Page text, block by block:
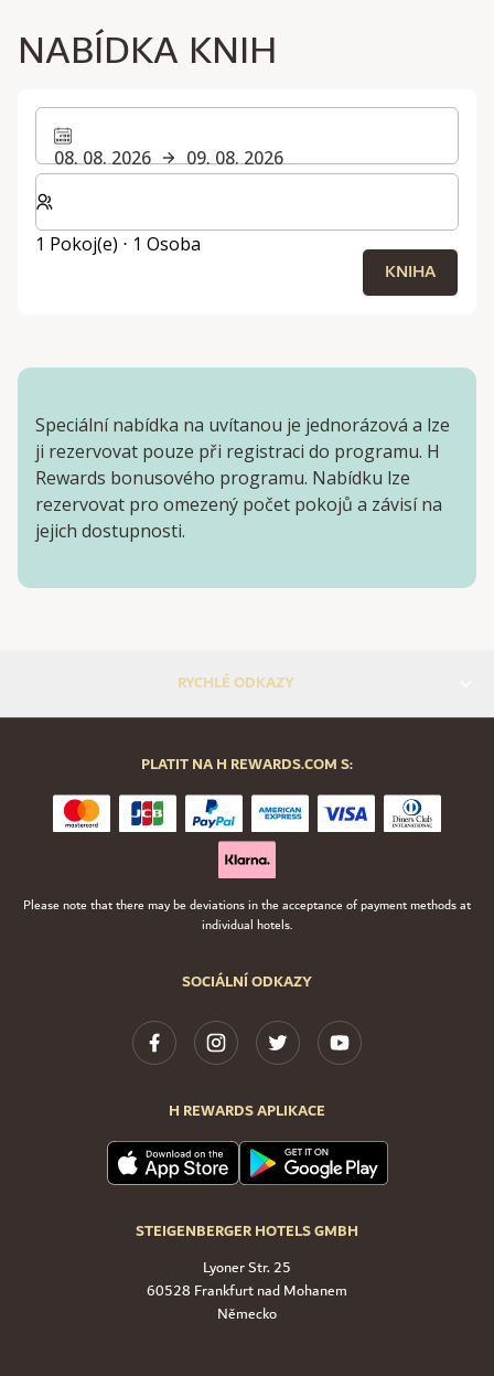
NABÍDKA KNIH
08. 08. 2026
09. 08. 2026
Zvolte počet pokojů a hostů pro svůj pobyt
1 Pokoj(e) ⋅ 1 Osoba
KNIHA
Speciální nabídka na uvítanou je jednorázová a lze
ji rezervovat pouze při registraci do programu. H
Rewards bonusového programu. Nabídku lze
rezervovat pro omezený počet pokojů a závisí na
jejich dostupnosti.
RYCHLÉ ODKAZY
SOCIÁLNÍ ODKAZY
H REWARDS APLIKACE
STEIGENBERGER HOTELS GMBH
Lyoner Str. 25
60528 Frankfurt nad Mohanem
Německo
PLATIT NA H REWARDS.COM S:
Please note that there may be deviations in the acceptance of payment methods at
individual hotels.